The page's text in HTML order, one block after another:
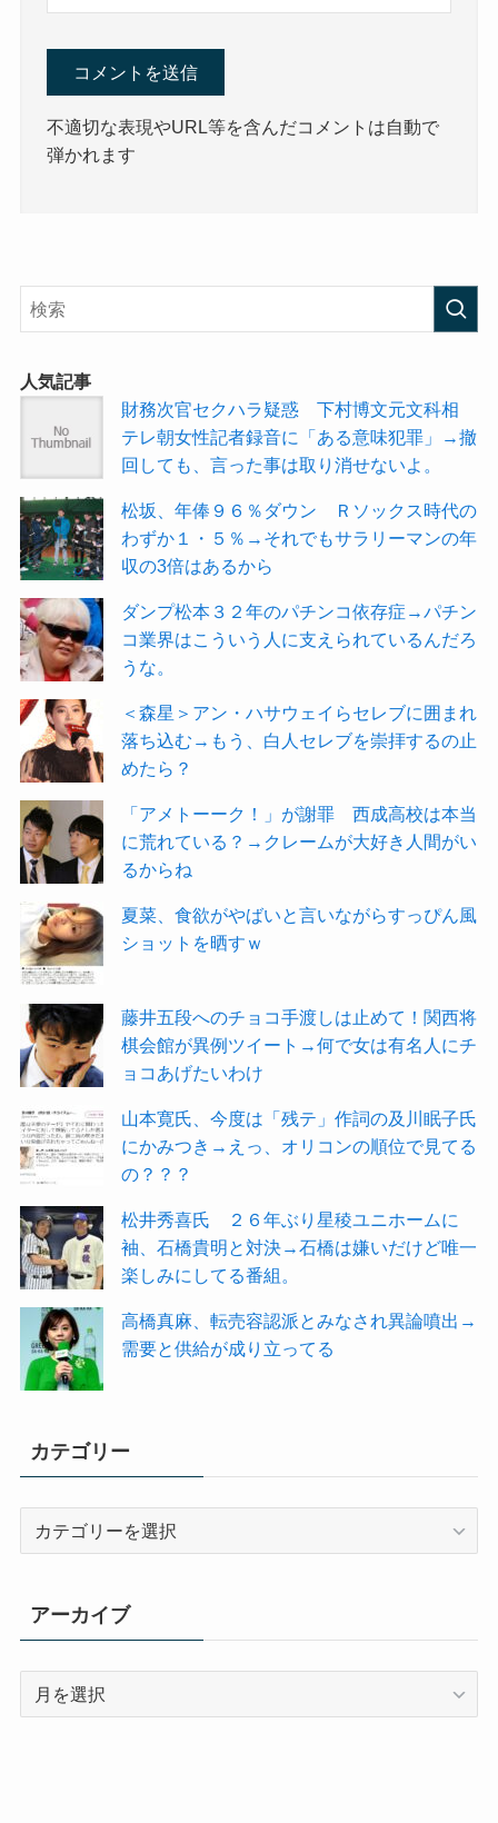
不適切な表現やURL等を含んだコメントは自動で
弾かれます
人気記事
財務次官セクハラ疑惑 下村博文元文科相
テレ朝女性記者録音に「ある意味犯罪」→撤
回しても、言った事は取り消せないよ。
松坂、年俸９６％ダウン Ｒソックス時代の
わずか１・５％→それでもサラリーマンの年
収の3倍はあるから
ダンプ松本３２年のパチンコ依存症→パチン
コ業界はこういう人に支えられているんだろ
うな。
＜森星＞アン・ハサウェイらセレブに囲まれ
落ち込む→もう、白人セレブを崇拝するの止
めたら？
「アメトーーク！」が謝罪 西成高校は本当
に荒れている？→クレームが大好き人間がい
るからね
夏菜、食欲がやばいと言いながらすっぴん風
ショットを晒すｗ
藤井五段へのチョコ手渡しは止めて！関西将
棋会館が異例ツイート→何で女は有名人にチ
ョコあげたいわけ
山本寛氏、今度は「残テ」作詞の及川眠子氏
にかみつき→えっ、オリコンの順位で見てる
の？？？
松井秀喜氏 ２６年ぶり星稜ユニホームに
袖、石橋貴明と対決→石橋は嫌いだけど唯一
楽しみにしてる番組。
高橋真麻、転売容認派とみなされ異論噴出→
需要と供給が成り立ってる
カテゴリー
リ
ー
アーカイブ